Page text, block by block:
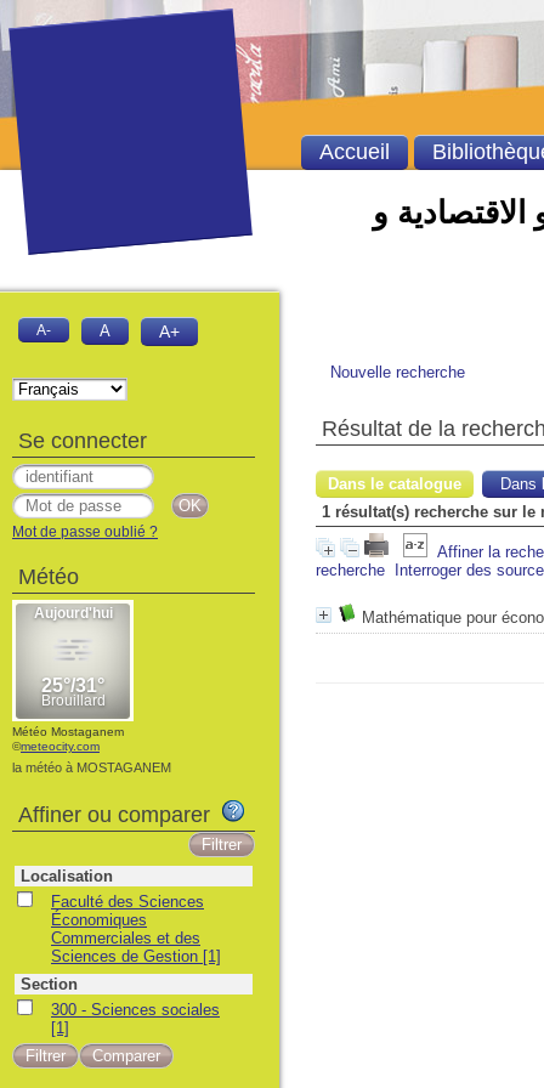
الاقتصادية و
Nouvelle recherche
Résultat de la
Dans le catalogue
Dans
1 résultat(s) recherche sur
Affiner la
recherche
Interroger des
Mathématique pour
Accueil
A- A A+
Se connecter
Mot de passe oublié ?
Météo
Météo Mostaganem
©meteocity.com
la météo à MOSTAGANEM
Affiner ou comparer
Localisation
Faculté des Sciences
Économiques
Commerciales et des
Sciences de Gestion [1]
Section
300 - Sciences sociales
[1]